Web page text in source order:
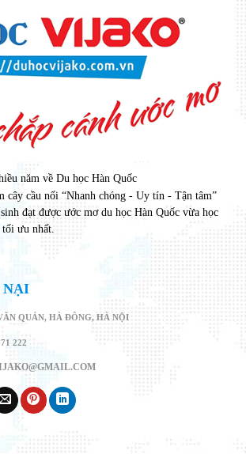
năm về Du học Hàn Quốc
cây cầu nối “Nhanh chóng - Uy tín - Tận tâm”
đạt được ước mơ du học Hàn Quốc vừa học
ưu nhất.
NẠI
QUÁN, HÀ ĐÔNG, HÀ NỘI
222